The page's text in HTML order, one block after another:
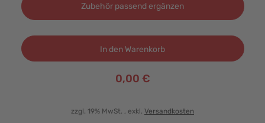
Zubehör passend ergänzen
In den Warenkorb
0,00 €
zzgl. 19% MwSt. , exkl. Versandkosten